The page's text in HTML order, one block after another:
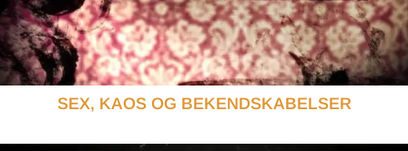
SEX, KAOS OG BEKENDSKABELSER